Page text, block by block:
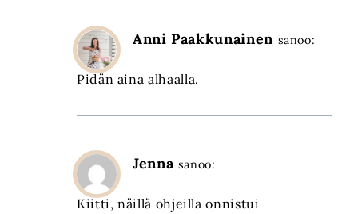
Anni Paakkunainen sanoo:
Pidän aina alhaalla.
Jenna sanoo:
Kiitti, näillä ohjeilla onnistui